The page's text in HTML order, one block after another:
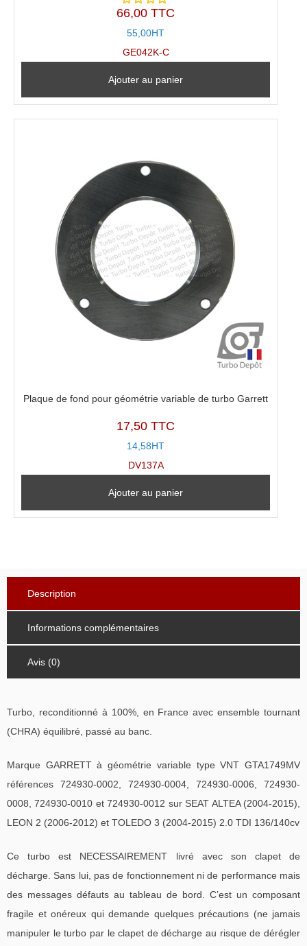
Note
5
66,00 TTC
55,00HT
GE042K-C
Ajouter au panier
Plaque de fond pour géométrie variable de turbo Garrett
17,50 TTC
14,58HT
DV137A
Ajouter au panier
Description
Informations complémentaires
Avis (0)
Turbo, reconditionné à 100%, en France avec ensemble tournant
(CHRA) équilibré, passé au banc.
Marque GARRETT à géométrie variable type VNT GTA1749MV
références 724930-0002, 724930-0004, 724930-0006, 724930-
0008, 724930-0010 et 724930-0012 sur SEAT ALTEA (2004-2015),
LEON 2 (2006-2012) et TOLEDO 3 (2004-2015) 2.0 TDI 136/140cv
Ce turbo est NECESSAIREMENT livré avec son clapet de
décharge. Sans lui, pas de fonctionnement ni de performance mais
des messages défauts au tableau de bord. C’est un composant
fragile et onéreux qui demande quelques précautions (ne jamais
manipuler le turbo par le clapet de décharge au risque de dérégler